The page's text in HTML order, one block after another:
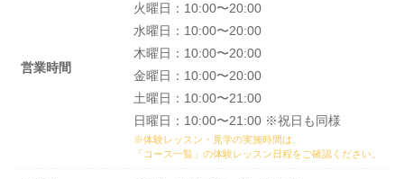
営業時間
火曜日：10:00〜20:00
水曜日：10:00〜20:00
木曜日：10:00〜20:00
金曜日：10:00〜20:00
土曜日：10:00〜21:00
日曜日：10:00〜21:00 ※祝日も同様
※体験レッスン・見学の実施時間は、
「コース一覧」の体験レッスン日程をご確認ください。